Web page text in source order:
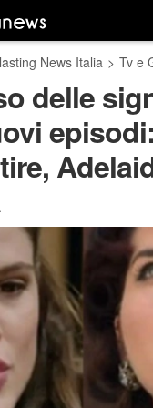
News Italia > Tv e
delle